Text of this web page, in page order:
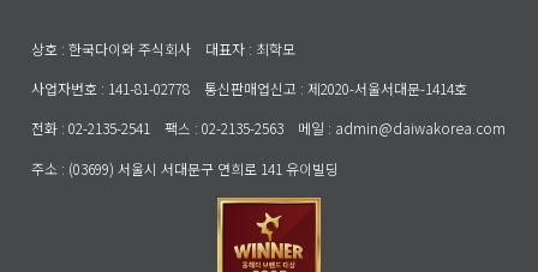
상호 : 한국다이와 주식회사 대표자 : 최학모
사업자번호 : 141-81-02778 통신판매업신고 : 제2020-서울서대문-1414호
전화 : 02-2135-2541 팩스 : 02-2135-2563 메일 : admin@daiwakorea.com
주소 : (03699) 서울시 서대문구 연희로 141 유이빌딩